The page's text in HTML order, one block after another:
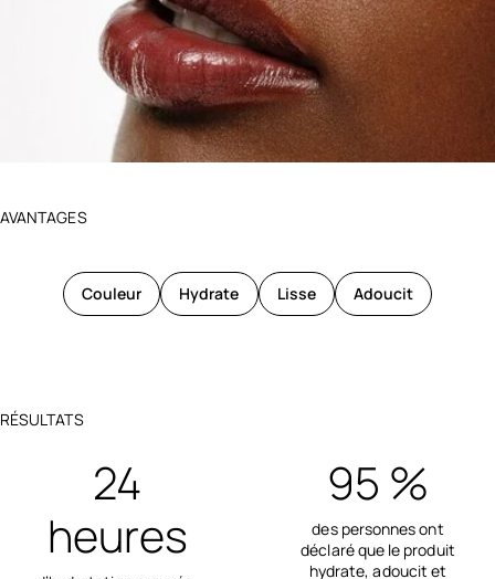
AVANTAGES
Couleur Hydrate Lisse Adoucit
RÉSULTATS
24
heures
95 %
des personnes ont
déclaré que le produit
hydrate, adoucit et